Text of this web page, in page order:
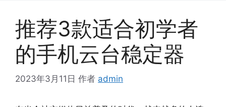
推荐3款适合初学者
的手机云台稳定器
2023年3月11日 作者 admin